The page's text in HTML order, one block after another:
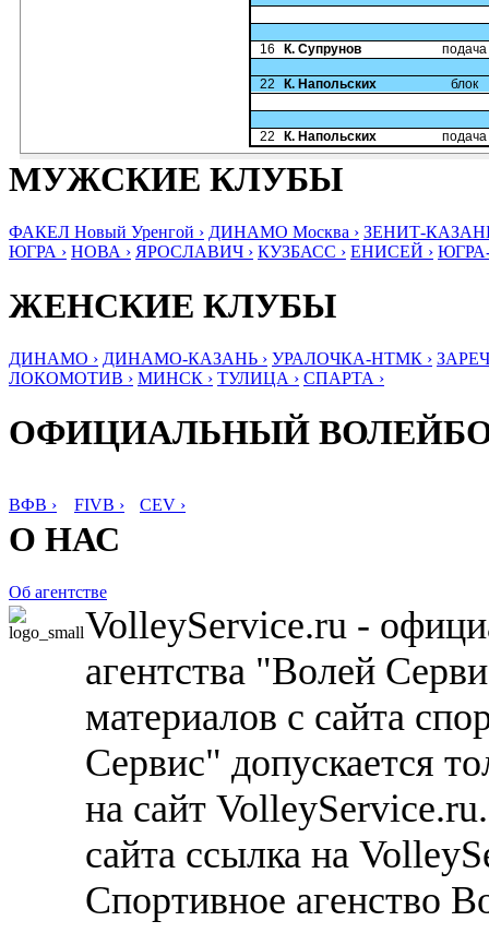
16 К. Супрунов подача
22 К. Напольских блок
22 К. Напольских подача
МУЖСКИЕ КЛУБЫ
ФАКЕЛ Новый Уренгой › ДИНАМО Москва › ЗЕНИТ-
ЮГРА › НОВА › ЯРОСЛАВИЧ › КУЗБАСС › ЕНИСЕЙ ›
ЖЕНСКИЕ КЛУБЫ
ДИНАМО › ДИНАМО-КАЗАНЬ › УРАЛОЧКА-НТМК ›
ЛОКОМОТИВ › МИНСК › ТУЛИЦА › СПАРТА ›
ОФИЦИАЛЬНЫЙ
ВФВ › FIVB › CEV ›
О НАС
Об агентстве
VolleyService.ru -
агентства "Волей
материалов с сайта
Сервис" допускается
на сайт
сайта ссылка на
Спортивное агенство